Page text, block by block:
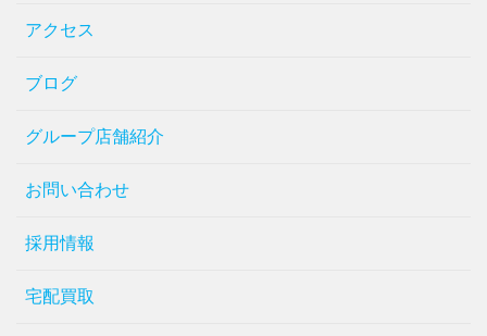
アクセス
ブログ
グループ店舗紹介
お問い合わせ
採用情報
宅配買取